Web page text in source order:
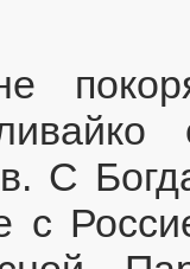
С
с